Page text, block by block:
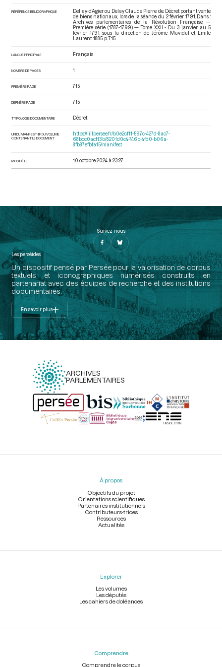
RÉFÉRENCE BIBLIOGRAPHIQUE
Dellay-d'Agier ou Delay Claude Pierre de. Décret portant vente
de biens nationaux, lors de la séance du 2 février 1791. Dans :
Archives parlementaires de la Révolution Française —
Première série (1787-1799) — Tome XXII - Du 3 janvier au 5
février 1791
, sous la direction de Jérôme Mavidal et Emile
Laurent. 1885. p. 715.
LANGUE PRINCIPALE Français
NOMBRE DE PAGES 1
PREMIÈRE PAGE 715
DERNIÈRE PAGE 715
TYPOLOGIE DOCUMENTAIRE Décret
URI DU MANIFEST IIIF DU VOLUME
CONTENANT LE DOCUMENT
https://iiif.persee.fr/b0e2cf11-597c-427d-8ac7-
68bcc0acf13b/8201d0c4-746b-4fd0-b06a-
8fb87efbfa15/manifest
MODIFIÉ LE 10 octobre 2024 à 23:27
Suivez-nous
Les perséides
Un dispositif pensé par Persée pour la valorisation de corpus
textuels et iconographiques numérisés construits en
partenariat avec des équipes de recherche et des institutions
documentaires.
En savoir plus
ARCHIVES
PARLEMENTAIRES
Menu
À propos
Objectifs du projet
Orientations scientifiques
Partenaires institutionnels
Contributeurs-trices
Ressources
Actualités
Explorer
Les volumes
Les députés
Les cahiers de doléances
Comprendre
Comprendre le corpus